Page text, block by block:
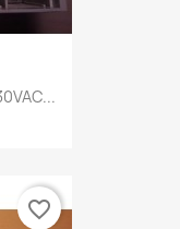
favorite_border